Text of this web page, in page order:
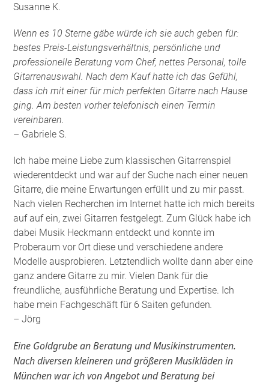
Susanne K.
Wenn es 10 Sterne gäbe würde ich sie auch geben für:
bestes Preis-Leistungsverhältnis, persönliche und
professionelle Beratung vom Chef, nettes Personal, tolle
Gitarrenauswahl. Nach dem Kauf hatte ich das Gefühl,
dass ich mit einer für mich perfekten Gitarre nach Hause
ging. Am besten vorher telefonisch einen Termin
vereinbaren.
– Gabriele S.
Ich habe meine Liebe zum klassischen Gitarrenspiel
wiederentdeckt und war auf der Suche nach einer neuen
Gitarre, die meine Erwartungen erfüllt und zu mir passt.
Nach vielen Recherchen im Internet hatte ich mich bereits
auf auf ein, zwei Gitarren festgelegt. Zum Glück habe ich
dabei Musik Heckmann entdeckt und konnte im
Proberaum vor Ort diese und verschiedene andere
Modelle ausprobieren. Letztendlich wollte dann aber eine
ganz andere Gitarre zu mir. Vielen Dank für die
freundliche, ausführliche Beratung und Expertise. Ich
habe mein Fachgeschäft für 6 Saiten gefunden
– Jörg
Eine Goldgrube an Beratung und Musikinstrumenten.
Nach diversen kleineren und größeren Musikläden in
München war ich von Angebot und Beratung bei